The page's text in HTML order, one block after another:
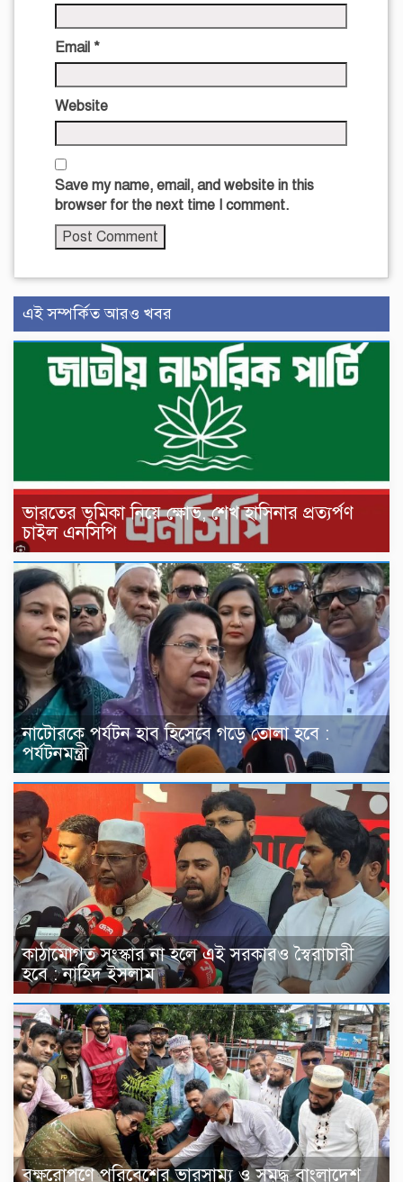
Email *
Website
Save my name, email, and website in this
browser for the next time I comment.
এই সম্পর্কিত আরও খবর
ভারতের ভূমিকা নিয়ে ক্ষোভ, শেখ হাসিনার প্রত্যর্পণ
চাইল এনসিপি
নাটোরকে পর্যটন হাব হিসেবে গড়ে তোলা হবে :
পর্যটনমন্ত্রী
কাঠামোগত সংস্কার না হলে এই সরকারও স্বৈরাচারী
হবে : নাহিদ ইসলাম
বৃক্ষরোপণে পরিবেশের ভারসাম্য ও সমৃদ্ধ বাংলাদেশ